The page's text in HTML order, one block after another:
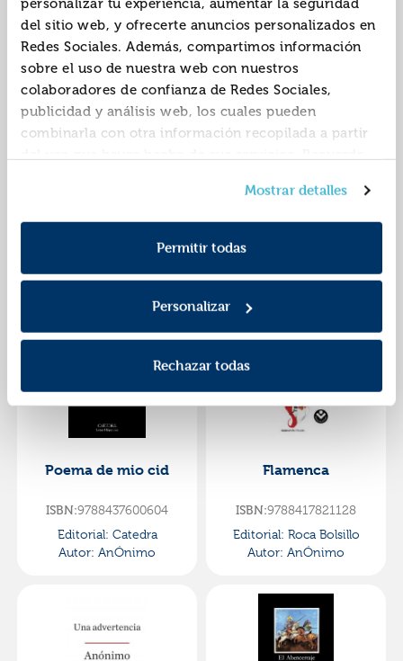
personalizar tu experiencia, aumentar la seguridad
del sitio web, y ofrecerte anuncios personalizados en
Redes Sociales. Además, compartimos información
sobre el uso de nuestra web con nuestros
colaboradores de confianza de Redes Sociales,
publicidad y análisis web, los cuales pueden
combinarla con otra información recopilada a partir
consentimiento en cualquier momento. Para más
información consulta laPolítica de Cookiesy la
Política de Privacidad.
Mostrar detalles
Permitir todas
Personalizar
Rechazar todas
Autor:AnÓnimo
El abencerraje y la
Autor:AnÓnimo
Poema de mio cid
ISBN:9788437600604
Editorial: Catedra
Autor: AnÓnimo
Flamenca
ISBN:9788417821128
Editorial: Roca Bolsillo
Autor: AnÓnimo